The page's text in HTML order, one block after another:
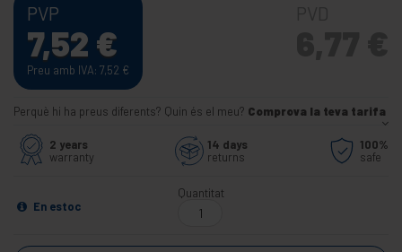
PVP
7,52 €
Preu amb IVA: 7,52 €
Perquè hi ha preus diferents? Quin és el meu? Comprova la teva tarifa
2 years
warranty
14 days
returns
100%
safe
En estoc
Quantitat